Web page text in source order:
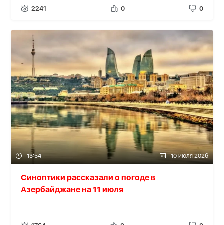
2241 0 0
13:54 10 июля 2026
Синоптики рассказали о погоде в
Азербайджане на 11 июля